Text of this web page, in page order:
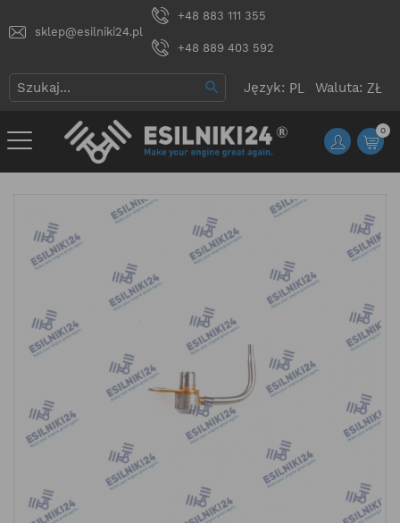
sklep@esilniki24.pl
+48 883 111 355
+48 889 403 592
Język: Waluta:
0